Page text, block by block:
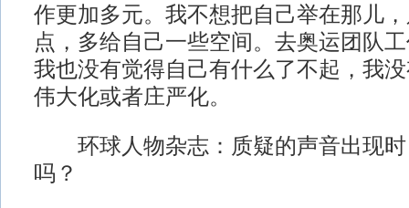
作更加多元。我不想把自己举在那儿
点，多给自己一些空间。去奥运团队
我也没有觉得自己有什么了不起，我
伟大化或者庄严化。
环球人物杂志：质疑的声音出现时
吗？